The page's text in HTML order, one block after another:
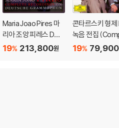
. 단, 재생에 이상이 있는 경우에는 불
면, 재 판매가 어려우므로 신중한 구매
Maria Joao Pires 마
리아 조앙 피레스 DG
녹음 전집 (Complete
213,800원
19%
콘타르스키 형제
녹음 전집
Recordings On
79,900
19%